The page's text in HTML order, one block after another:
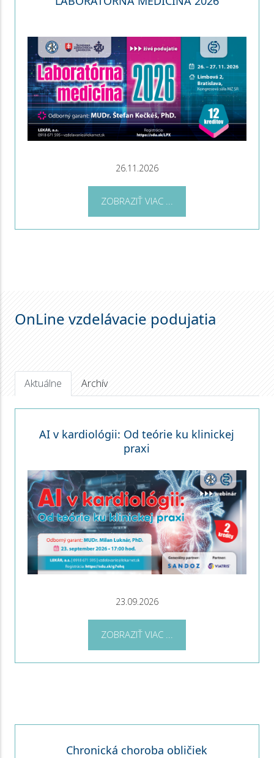
26.11.2026
ZOBRAZIŤ VIAC ...
OnLine vzdelávacie podujatia
Aktuálne Archív
AI v kardiológii: Od teórie ku klinickej
praxi
23.09.2026
ZOBRAZIŤ VIAC ...
Chronická choroba obličiek